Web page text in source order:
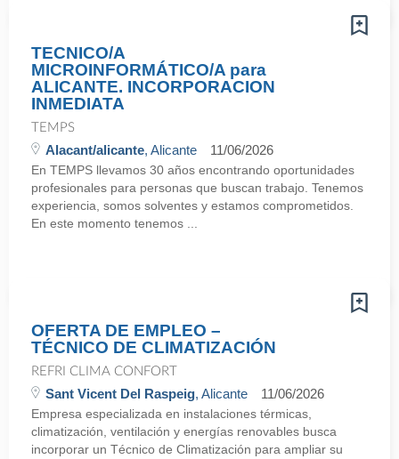
TECNICO/A
MICROINFORMÁTICO/A para
ALICANTE. INCORPORACION
INMEDIATA
TEMPS
Alacant/alicante, Alicante 11/06/2026
En TEMPS llevamos 30 años encontrando oportunidades
profesionales para personas que buscan trabajo. Tenemos
experiencia, somos solventes y estamos comprometidos.
En este momento tenemos ...
OFERTA DE EMPLEO –
TÉCNICO DE CLIMATIZACIÓN
REFRI CLIMA CONFORT
Sant Vicent Del Raspeig, Alicante 11/06/2026
Empresa especializada en instalaciones térmicas,
climatización, ventilación y energías renovables busca
incorporar un Técnico de Climatización para ampliar su